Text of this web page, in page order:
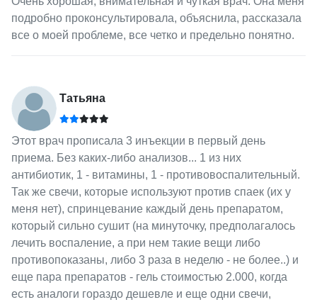
подробно проконсультировала, объяснила, рассказала
все о моей проблеме, все четко и предельно понятно.
Татьяна
Этот врач прописала 3 инъекции в первый день
приема. Без каких-либо анализов... 1 из них
антибиотик, 1 - витамины, 1 - противовоспалительный.
Так же свечи, которые используют против спаек (их у
меня нет), спринцевание каждый день препаратом,
который сильно сушит (на минуточку, предполагалось
лечить воспаление, а при нем такие вещи либо
противопоказаны, либо 3 раза в неделю - не более..) и
еще пара препаратов - гель стоимостью 2.000, когда
есть аналоги гораздо дешевле и еще одни свечи,